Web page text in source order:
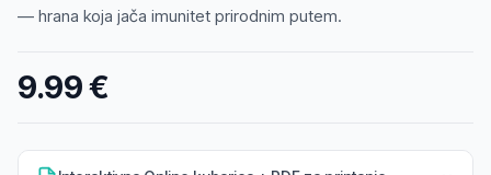
— hrana koja jača imunitet prirodnim putem.
9.99 €